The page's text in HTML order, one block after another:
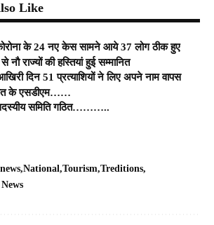
Like
के 24 नए केस सामने आये 37 लोग ठीक हुए
राज्यों की हस्तियां हुई सम्मानित
दिन 51 प्रत्याशियों ने लिए अपने नाम वापस
के एसडीएम……
सदस्यीय समिति गठित………..
National Tourism Treditions